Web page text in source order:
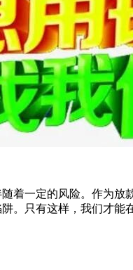
着一定的风险。作为
只有这样，我们才能